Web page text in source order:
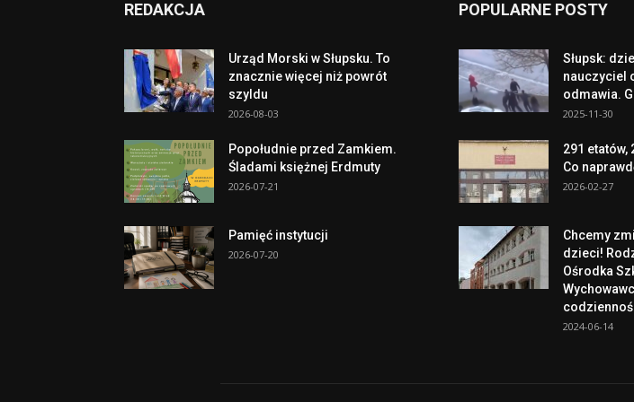
REDAKCJA
Urząd Morski w Słupsku. To
znacznie więcej niż powrót
szyldu
2026-08-03
Popołudnie przed Zamkiem.
Śladami księżnej Erdmuty
2026-07-21
Pamięć instytucji
2026-07-20
POPULARNE POSTY
Słupsk:
nauczyciel
odmawia.
2025-11-30
291 etatów,
Co
2026-02-27
Chcemy
dzieci!
Ośrodka
2024-06-14